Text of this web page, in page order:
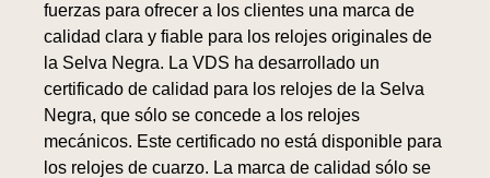
fuerzas para ofrecer a los clientes una marca de
calidad clara y fiable para los relojes originales de
la Selva Negra. La VDS ha desarrollado un
certificado de calidad para los relojes de la Selva
Negra, que sólo se concede a los relojes
mecánicos. Este certificado no está disponible para
los relojes de cuarzo. La marca de calidad sólo se